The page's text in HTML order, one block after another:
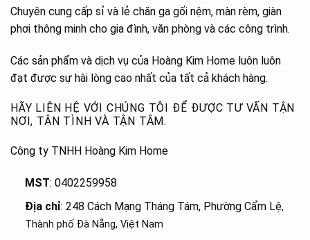
Chuyên cung cấp sỉ và lẻ chăn ga gối nệm, màn rèm, giàn
phơi thông minh cho gia đình, văn phòng và các công trình.
Các sản phẩm và dịch vụ của Hoàng Kim Home luôn luôn
đạt được sự hài lòng cao nhất của tất cả khách hàng.
HÃY LIÊN HỆ VỚI CHÚNG TÔI ĐỂ ĐƯỢC TƯ VẤN TẬN
NƠI, TẬN TÌNH VÀ TẬN TÂM.
Công ty TNHH Hoàng Kim Home
MST: 0402259958
Địa chỉ: 248 Cách Mạng Tháng Tám, Phường Cẩm Lệ,
Thành phố Đà Nẵng, Việt Nam